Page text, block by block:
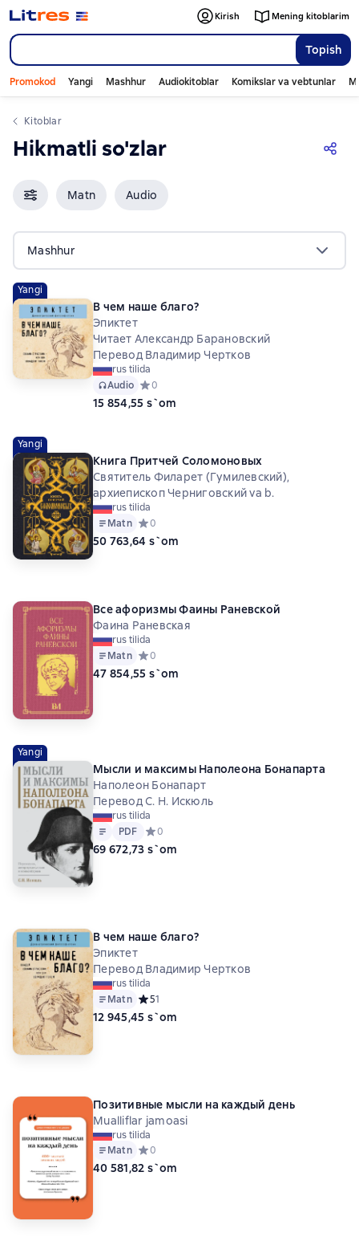
Topish
Kirish Mening kitoblarim
Promokod Yangi Mashhur Audiokitoblar Komikslar va vebtunlar
Kitoblar
Hikmatli so'zlar
Matn Audio
Mashhur
Yangi
В чем наше благо?
Эпиктет
Читает Александр Барановский
Перевод Владимир Чертков
rus tilida
Audio Средний рейтинг 0 на основе 0 оценок
0
15 854,55 s`om
Yangi
Книга Притчей Соломоновых
Святитель Филарет (Гумилевский),
архиепископ Черниговский va b.
rus tilida
Matn Средний рейтинг 0 на основе 0 оценок
0
50 763,64 s`om
Все афоризмы Фаины Раневской
Фаина Раневская
rus tilida
Matn Средний рейтинг 0 на основе 0 оценок
0
47 854,55 s`om
Yangi
Мысли и максимы Наполеона Бонапарта
Наполеон Бонапарт
Перевод С. Н. Искюль
rus tilida
Matn
PDF
PDF Средний рейтинг 0 на основе 0 оценок
0
69 672,73 s`om
В чем наше благо?
Эпиктет
Перевод Владимир Чертков
rus tilida
Matn Средний рейтинг 5 на основе 1 оценок
51
12 945,45 s`om
Позитивные мысли на каждый день
Mualliflar jamoasi
rus tilida
Matn Средний рейтинг 0 на основе 0 оценок
0
40 581,82 s`om